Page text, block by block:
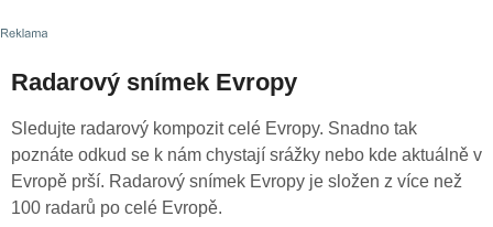
Radarový snímek Evropy
Sledujte radarový kompozit celé Evropy. Snadno tak
poznáte odkud se k nám chystají srážky nebo kde aktuálně v
Evropě prší. Radarový snímek Evropy je složen z více než
100 radarů po celé Evropě.